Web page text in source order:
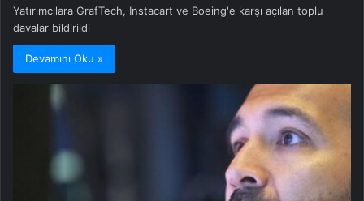
Yatırımcılara GrafTech, Instacart ve Boeing'e karşı açılan toplu
davalar bildirildi
Devamını Oku »